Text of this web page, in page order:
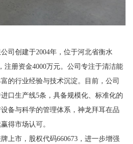
司创建于2004年，位于河北省衡水
注册资金4000万元。公司专注于清洁能
的行业经验与技术沉淀。目前，公司
口生产线5条，具备规模化、标准化的
备与科学的管理体系，神龙拜耳在品
得市场认可。
上市，股权代码660673，进一步增强